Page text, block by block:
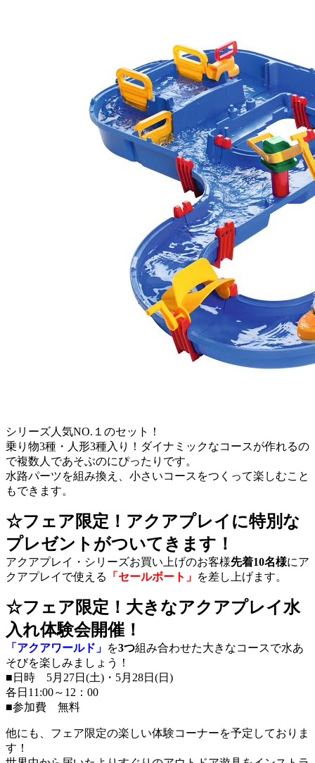
シリーズ人気NO.１のセット！
乗り物3種・人形3種入り！ダイナミックなコースが作れるの
で複数人であそぶのにぴったりです。
水路パーツを組み換え、小さいコースをつくって楽しむこと
もできます。
☆フェア限定！アクアプレイに特別な
プレゼントがついてきます！
アクアプレイ・シリーズお買い上げのお客様先着10名様にア
クアプレイで使える
「セールボート」 を差し上げます。
☆フェア限定！大きなアクアプレイ水
入れ体験会開催！
「アクアワールド」 を3つ組み合わせた大きなコースで水あ
そびを楽しみましょう！
■日時 5月27日(土)・5月28日(日)
各日11:00～12：00
■参加費 無料
他にも、フェア限定の楽しい体験コーナーを予定しておりま
す！